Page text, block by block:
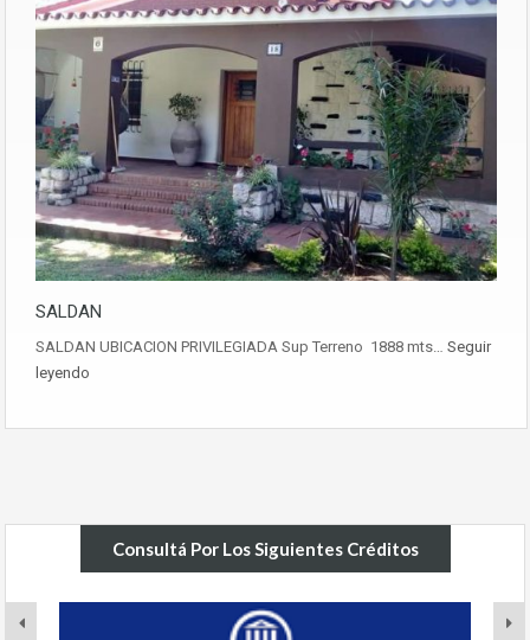
SALDAN
SALDAN UBICACION PRIVILEGIADA Sup Terreno 1888 mts… Seguir
leyendo
Consultá Por Los Siguientes Créditos